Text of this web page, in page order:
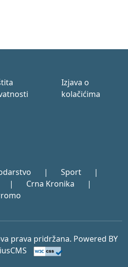
Izjava o
kolačićima
| Sport
|
| Crna Kronika
|
prava pridržana. Powered BY